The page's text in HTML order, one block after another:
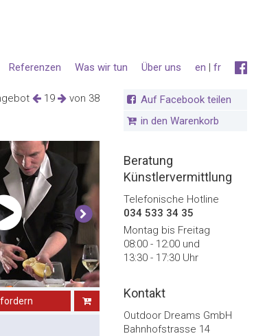
en | fr
Über uns
Was wir tun
Referenzen
19 von 38
Auf Facebook teilen
in den Warenkorb
Beratung
Künstlervermittlung
Telefonische Hotline
034 533 34 35
Montag bis Freitag
08:00 - 12:00 und
13:30 - 17:30 Uhr
Kontakt
Outdoor Dreams GmbH
Bahnhofstrasse 14